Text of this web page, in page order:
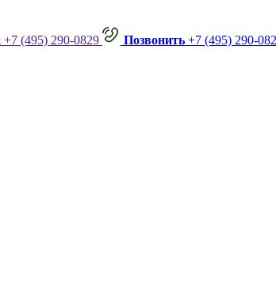
+7 (495) 290-0829 Позвонить +7 (495) 290-